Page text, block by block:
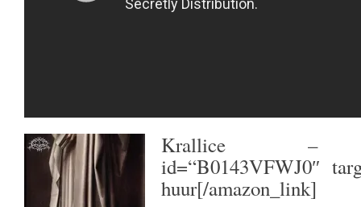
Krallice –
id=“B0143VFWJ0″
huur[/amazon_link]